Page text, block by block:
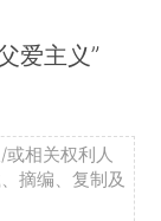
爱主义”
相关权利人
摘编、复制及